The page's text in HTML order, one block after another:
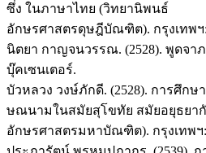
ซึ่ง ในภาษาไทย (วิทยานิพนธ์
อักษรศาสตรดุษฎีบัณฑิต). กรุงเทพ
นิตยา กาญจนวรรณ. (2528). พูดจา
บุ๊คเซนเตอร์.
บัวหลวง วงษ์ภักดี. (2528). การศึกษ
ษณนามในสมัยสุโขทัย สมัยอยุธยา
อักษรศาสตรมหาบัณฑิต). กรุงเทพ